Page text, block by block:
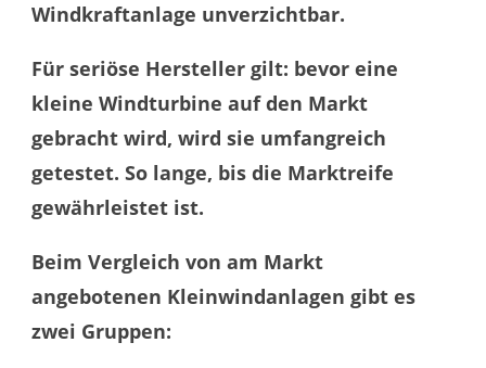
Windkraftanlage unverzichtbar.
Für seriöse Hersteller gilt: bevor eine
kleine Windturbine auf den Markt
gebracht wird, wird sie umfangreich
getestet. So lange, bis die Marktreife
gewährleistet ist.
Beim Vergleich von am Markt
angebotenen Kleinwindanlagen gibt es
zwei Gruppen: